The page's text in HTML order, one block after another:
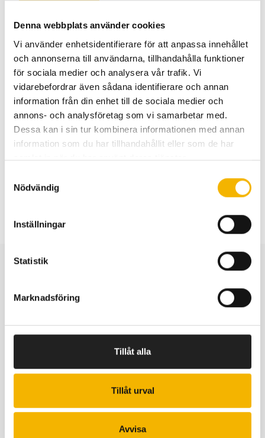
Denna webbplats använder cookies
Vi använder enhetsidentifierare för att anpassa innehållet
och annonserna till användarna, tillhandahålla funktioner
för sociala medier och analysera vår trafik. Vi
vidarebefordrar även sådana identifierare och annan
information från din enhet till de sociala medier och
annons- och analysföretag som vi samarbetar med.
Dessa kan i sin tur kombinera informationen med annan
information som du har tillhandahållit eller som de har
samlat in när du har använt deras tjänster.
Nödvändig
Inställningar
Statistik
Marknadsföring
Tillåt alla
Tillåt urval
Avvisa
i hjärta och njure. Tidigare resultat som visat sänkning av
förhöjt blodsockervid behandling av diabetiska möss
med en VDAC1-hämmande substans, behöver utvidgas
till de allvarliga diabetiska organkomplikationerna. I ett
längre perspektiv syftar projektet till förbättrad
behandling av Typ 2 diabetes samt bromsning av
kardiovaskulära och njurkomplikationerna med ökad
livskvalitet och ett längre liv för människor som drabbats
Fler beviljade anslag
VectorUnbound, en öppen
verktygslåda med virala vektorer för